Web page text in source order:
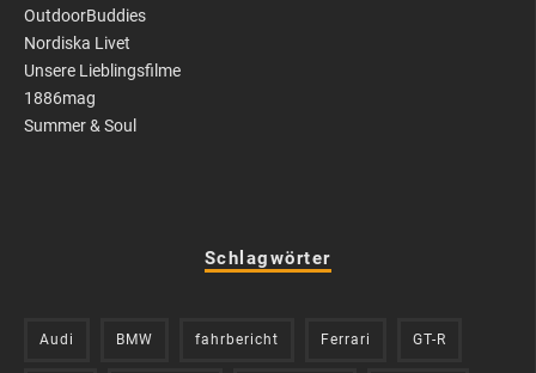
OutdoorBuddies
Nordiska Livet
Unsere Lieblingsfilme
1886mag
Summer & Soul
Schlagwörter
Audi BMW fahrbericht Ferrari GT-R